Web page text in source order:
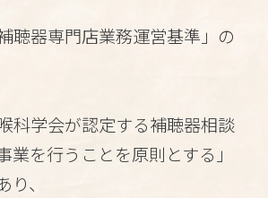
聴器専門店業務運営基準」の
科学会が認定する補聴器相談
業を行うことを原則とする」
、